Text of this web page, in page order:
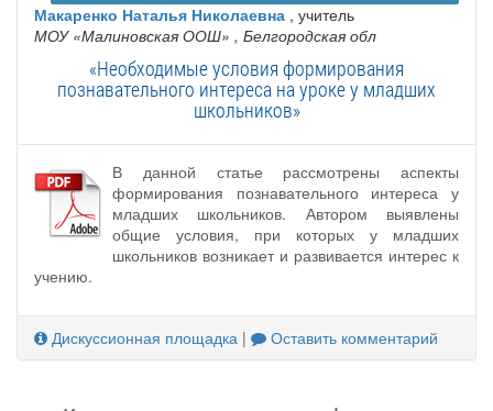
Макаренко Наталья Николаевна , учитель
МОУ «Малиновская ООШ» , Белгородская обл
«Необходимые условия формирования
познавательного интереса на уроке у младших
школьников»
В данной статье рассмотрены аспекты
формирования познавательного интереса у
младших школьников. Автором выявлены
общие условия, при которых у младших
школьников возникает и развивается интерес к
учению.
Дискуссионная площадка | Оставить комментарий